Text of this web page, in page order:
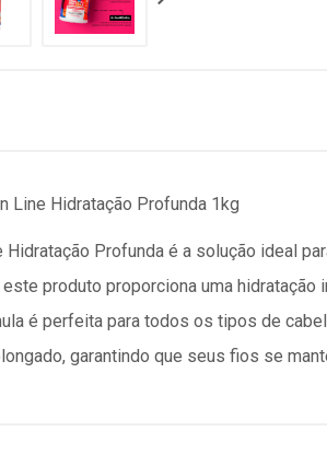
Line Hidratação Profunda 1kg
Hidratação Profunda é a solução ideal
produto proporciona uma
é perfeita para todos os tipos de
garantindo que seus fios se